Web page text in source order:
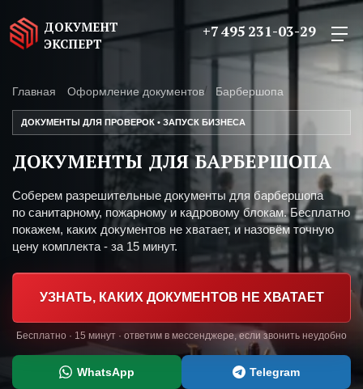
ДОКУМЕНТ
ЭКСПЕРТ
+7 495 231-03-29
Главная Оформление документов Барбершопа
ДОКУМЕНТЫ ДЛЯ ПРОВЕРОК • ЗАПУСК БИЗНЕСА
ДОКУМЕНТЫ ДЛЯ БАРБЕРШОПА
Соберем разрешительные документы для барбершопа
по санитарному, пожарному и кадровому блокам. Бесплатно
покажем, каких документов не хватает, и назовём точную
цену комплекта - за 15 минут.
УЗНАТЬ, КАКИХ ДОКУМЕНТОВ НЕ ХВАТАЕТ
Бесплатно · 15 минут · ответим в мессенджере, если звонить неудобно
WhatsApp Telegram